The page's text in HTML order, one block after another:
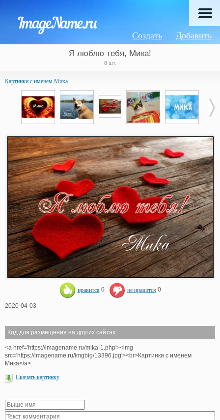
Добавить
Создать
Я люблю тебя, Мика!
8 шт.
Картинки с именем Мика
нравится 0 не нравится 0
2020-04-03
Код для размещения на других сайтах
<a href='https://imagename.ru/mika-1.php'><img
src='https://imagename.ru/imgbig/13396.jpg'><br>Картинки с именем
Мика</a>
Скачать картинку